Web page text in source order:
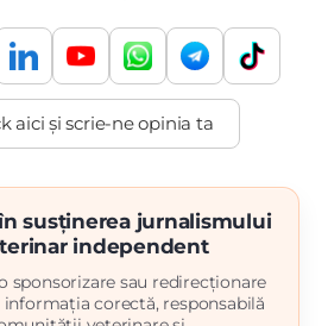
susținerea jurnalismului
independent
sponsorizare sau redirecționare
corectă, responsabilă